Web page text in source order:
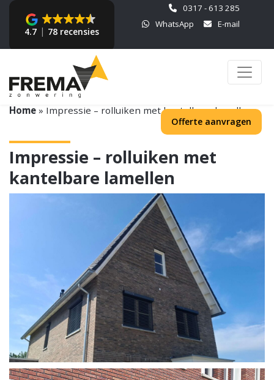
4.7 78 recensies
0317 - 613 285
WhatsApp
E-mail
Offerte aanvragen
Home » Impressie – rolluiken met kantelbare lamellen
Impressie – rolluiken met
kantelbare lamellen